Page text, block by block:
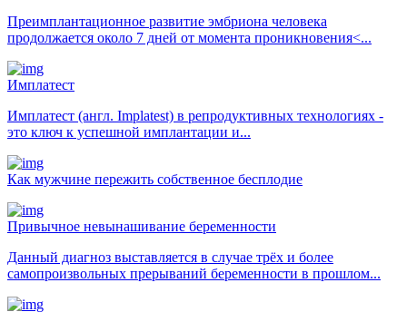
Преимплантационное развитие эмбриона человека
продолжается около 7 дней от момента проникновения<...
Имплатест
Имплатест (англ. Implatest) в репродуктивных технологиях -
это ключ к успешной имплантации и...
Как мужчине пережить собственное бесплодие
Привычное невынашивание беременности
Данный диагноз выставляется в случае трёх и более
самопроизвольных прерываний беременности в прошлом...